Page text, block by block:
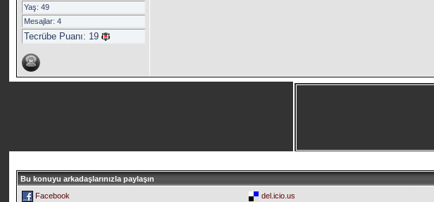
Yaş: 49
Mesajlar: 4
Tecrübe Puanı: 19
Bu konuyu arkadaşlarınızla paylaşın
Facebook
del.icio.us